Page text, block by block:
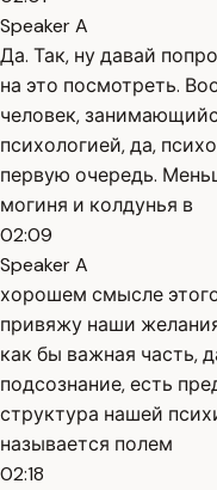
Speaker A
Да. Так, ну давай
на это посмотреть.
человек,
психологией, да,
первую очередь.
могиня и колдунья в
02:09
Speaker A
хорошем смысле
привяжу наши
как бы важная часть,
подсознание, есть
структура нашей
называется полем
02:18